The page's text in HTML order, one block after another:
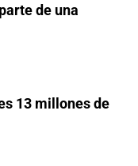
de una
13 millones de